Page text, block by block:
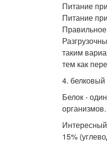
Питание
Питание
таким
тем как
4. белковый
Белок -
организмов.
15%